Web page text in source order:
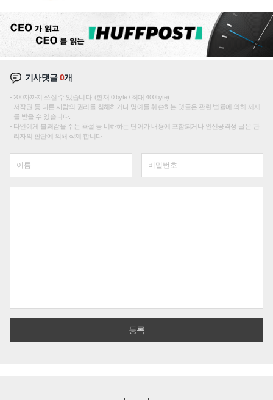
기사댓글0개
200자까지 쓰실 수 있습니다. (현재 0 byte / 최대 400byte)
저작권 등 다른 사람의 권리를 침해하거나 명예를 훼손하는 댓글은 관련 법률에 의해 제재
를 받을 수 있습니다.
타인에게 불쾌감을 주는 욕설 등 비하하는 단어가 내용에 포함되거나 인신공격성 글은 관
리자의 판단에 의해 삭제 합니다.